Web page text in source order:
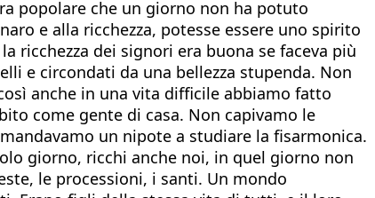
popolare che un giorno non ha potuto
e alla ricchezza, potesse essere uno spirito
ricchezza dei signori era buona se faceva più
e circondati da una bellezza stupenda. Non
anche in una vita difficile abbiamo fatto
come gente di casa. Non capivamo le
un nipote a studiare la fisarmonica.
giorno, ricchi anche noi, in quel giorno non
le processioni, i santi. Un mondo